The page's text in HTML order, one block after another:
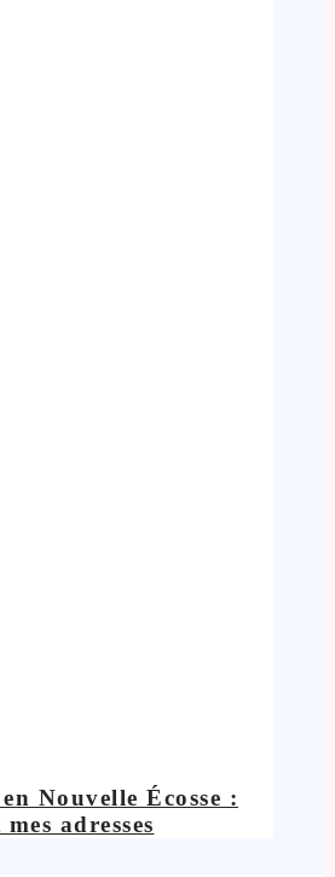
Nouvelle Écosse :
adresses